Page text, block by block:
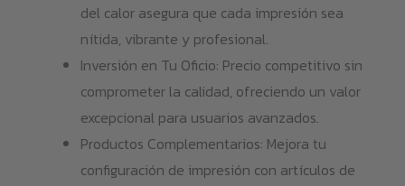
del calor asegura que cada impresión sea
nítida, vibrante y profesional.
Inversión en Tu Oficio: Precio competitivo sin
comprometer la calidad, ofreciendo un valor
excepcional para usuarios avanzados.
Productos Complementarios: Mejora tu
configuración de impresión con artículos de